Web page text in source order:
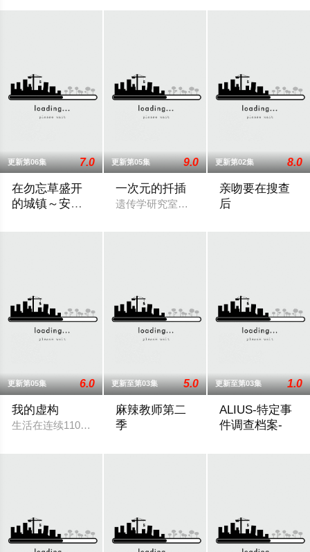
更新第06集 7.0
在勿忘草盛开
的城镇～安昙
更新第05集 9.0
一次元的扦插
遗传学研究室的博士生七濑悠（山田凉介
更新第02集 8.0
亲吻要在搜查
后
更新第05集 6.0
我的虚构
生活在连续1100天零案件、和平安宁小镇“森沼NEX TOWN”的
更新至第03集 5.0
麻辣教师第二
季
更新至第03集 1.0
ALIUS-特定事
件调查档案-